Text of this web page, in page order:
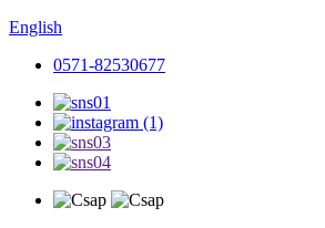
English
0571-82530677